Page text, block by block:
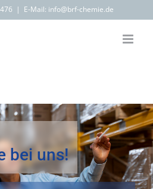
| E-Mail: info@brf-chemie.de
bei uns!